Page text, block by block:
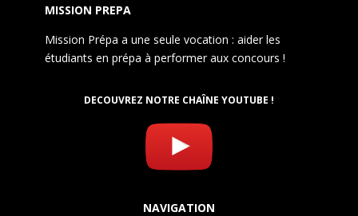
MISSION PREPA
Mission Prépa a une seule vocation : aider les
étudiants en prépa à performer aux concours !
DECOUVREZ NOTRE CHAÎNE YOUTUBE !
NAVIGATION